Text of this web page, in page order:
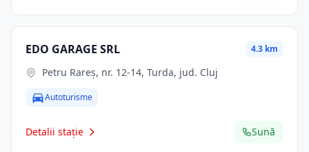
EDO GARAGE SRL 4.3 km
Petru Rareș, nr. 12-14, Turda, jud. Cluj
Autoturisme
Detalii stație Sună